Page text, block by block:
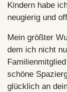
Kindern habe
neugierig und
Mein größter
dem ich nicht
schöne
glücklich an